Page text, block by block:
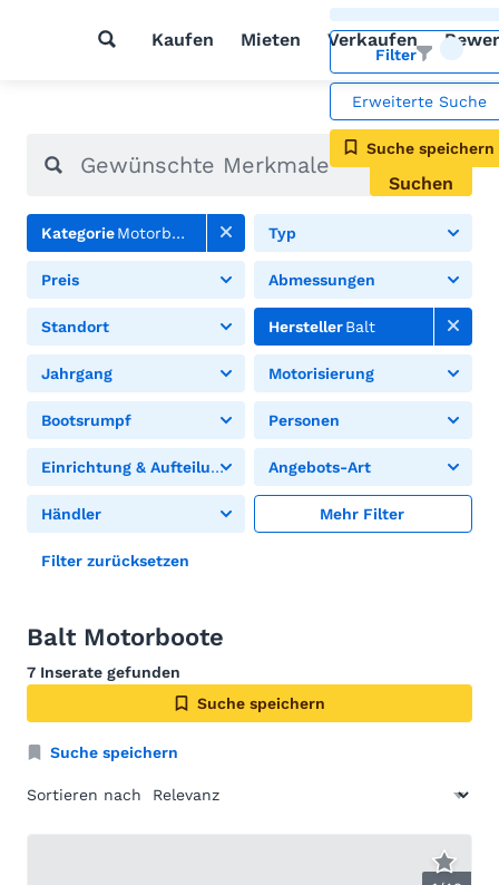
Kaufen Mieten Verkaufen
Filter
Erweiterte Suche
Suche speichern
Suchen
KategorieMotorboote Typ
Preis Abmessungen
Standort HerstellerBalt
Jahrgang Motorisierung
Bootsrumpf Personen
Einrichtung & Aufteilung Angebots-Art
Händler Mehr Filter
Filter zurücksetzen
Balt Motorboote
7 Inserate gefunden
Suche speichern
Suche speichern
Sortieren nach